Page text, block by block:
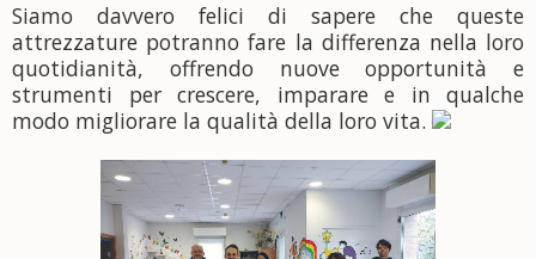
Siamo davvero felici di sapere che queste
attrezzature potranno fare la differenza nella loro
quotidianità, offrendo nuove opportunità e
strumenti per crescere, imparare e in qualche
modo migliorare la qualità della loro vita.